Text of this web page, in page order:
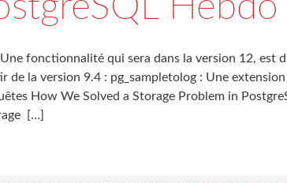
Une fonctionnalité qui sera dans la version 12, est
de la version 9.4 : pg_sampletolog : Une
How We Solved a Storage Problem in
[…]